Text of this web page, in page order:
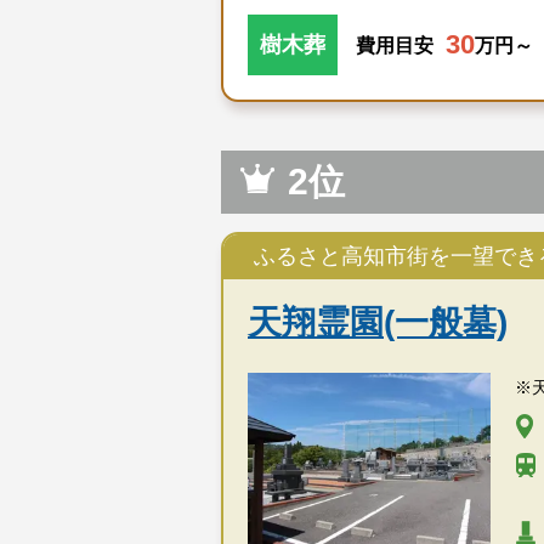
お墓のことなら何でもご
現地を見学して実際の雰
霊園墓地のプロフェッシ
樹木葬 費用目安 30万円～
2位
ふるさと高知市街を一望で
天翔霊園(一般墓)
※